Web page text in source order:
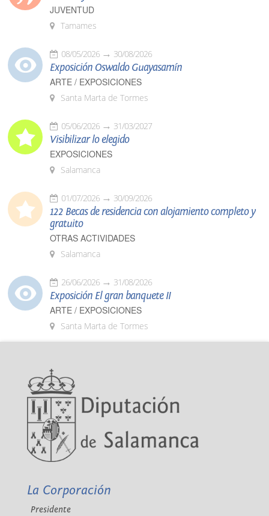
JUVENTUD
Tamames
08/05/2026 30/08/2026
Exposición Oswaldo Guayasamín
ARTE / EXPOSICIONES
Santa Marta de Tormes
05/06/2026 31/03/2027
Visibilizar lo elegido
EXPOSICIONES
Salamanca
01/07/2026 30/09/2026
122 Becas de residencia con alojamiento completo y
gratuito
OTRAS ACTIVIDADES
Salamanca
26/06/2026 31/08/2026
Exposición El gran banquete II
ARTE / EXPOSICIONES
Santa Marta de Tormes
La Corporación
Presidente